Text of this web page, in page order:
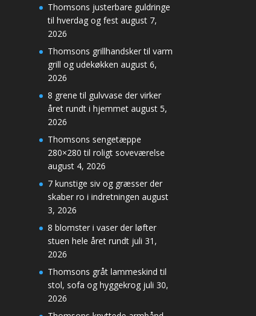
Thomsons justerbare guldringe
til hverdag og fest august 7,
2026
Thomsons grillhandsker til varm
grill og udekøkken august 6,
2026
8 grene til gulvvase der virker
året rundt i hjemmet august 5,
2026
Thomsons sengetæppe
280×280 til roligt soveværelse
august 4, 2026
7 kunstige siv og græsser der
skaber ro i indretningen august
3, 2026
8 blomster i vaser der løfter
stuen hele året rundt juli 31,
2026
Thomsons gråt lammeskind til
stol, sofa og hyggekrog juli 30,
2026